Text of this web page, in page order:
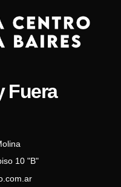
Fuera
10 "B"